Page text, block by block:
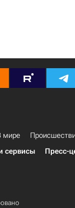
мире
сервисы Пресс-